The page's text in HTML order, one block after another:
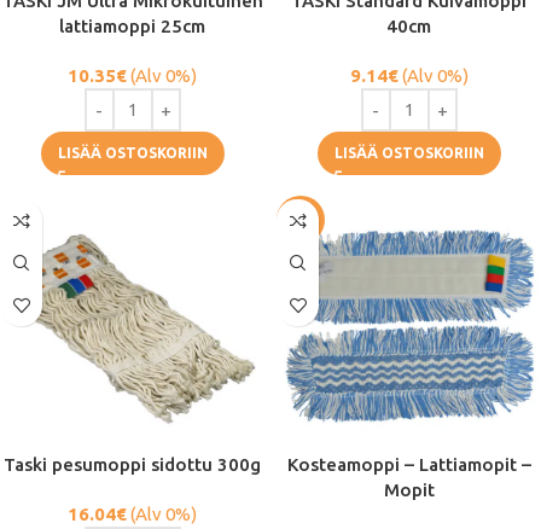
lattiamoppi 25cm
10.35€(Alv 0%)
LISÄÄ OSTOSKORIIN
40cm
9.14€(Alv 0%)
LISÄÄ OSTOSKORIIN
Taski pesumoppi sidottu 300g
16.04€(Alv 0%)
-51%
Kosteamoppi – Lattiamopit –
Mopit